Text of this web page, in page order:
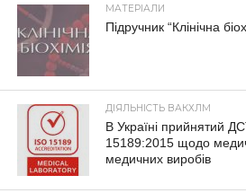
МАТЕРІАЛИ
Підручник “Клінічна
ДІЯЛЬНІСТЬ ВАКХЛМ
В Україні прийнятий
15189:2015 щодо
медичних виробів